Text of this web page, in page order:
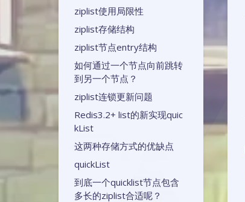
ziplist使用局限性
ziplist存储结构
ziplist节点entry结构
如何通过一个节点向前跳转
到另一个节点？
ziplist连锁更新问题
Redis3.2+ list的新实现quic
kList
这两种存储方式的优缺点
quickList
到底一个quicklist节点包含
多长的ziplist合适呢？